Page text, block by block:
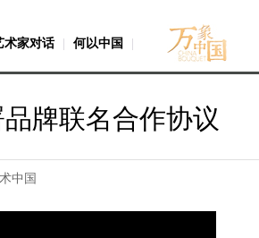
术家对话 何以中国
牌联名合作协议
中国